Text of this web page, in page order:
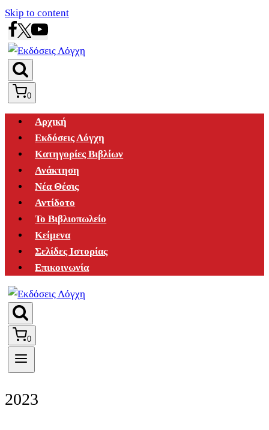
Skip to content
0
Αρχική
Εκδόσεις Λόγχη
Κατηγορίες Βιβλίων
Ανάκτηση
Νέα Θέσις
Αντίδοτο
Το Βιβλιοπωλείο
Κείμενα
Σελίδες Ιστορίας
Επικοινωνία
0
2023